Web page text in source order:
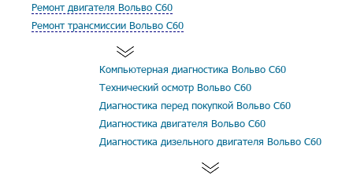
Ремонт двигателя Вольво С60
Ремонт трансмиссии Вольво С60
Компьютерная диагностика Вольво С60
Технический осмотр Вольво С60
Диагностика перед покупкой Вольво С60
Диагностика двигателя Вольво С60
Диагностика дизельного двигателя Вольво С60